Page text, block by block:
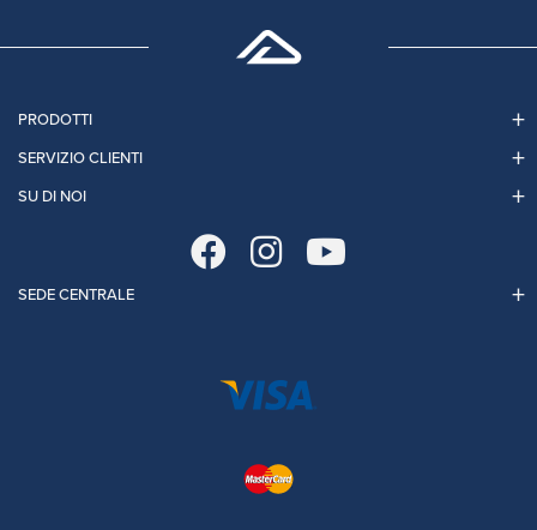
PRODOTTI
SERVIZIO CLIENTI
SU DI NOI
SEDE CENTRALE